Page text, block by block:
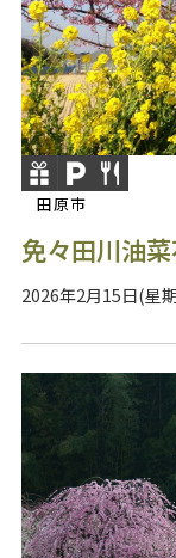
田原市
免々田川油
2026年2月15日(星